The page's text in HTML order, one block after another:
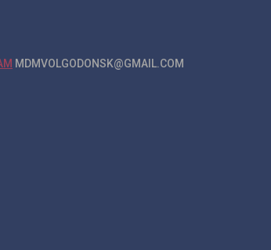
MDMVOLGODONSK@GMAIL.COM